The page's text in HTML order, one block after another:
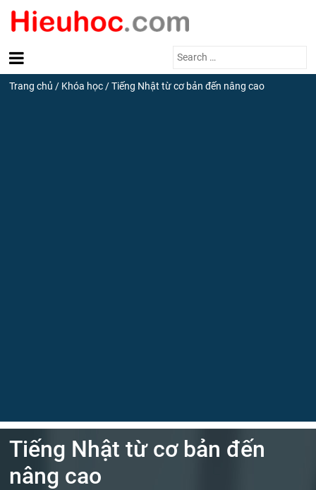
Search
Trang chủ / Khóa học /Tiếng Nhật từ cơ bản đến nâng cao
Tiếng Nhật từ cơ bản đến
nâng cao